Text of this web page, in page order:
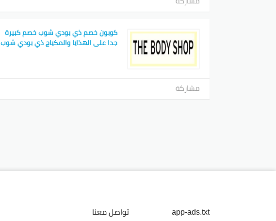
كوبون خصم ذي بودي شوب خصم كبيرة
جدا على الهذايا والمكياج ذي بودي شوب
مشاركة
app-ads.txt
تواصل معنا